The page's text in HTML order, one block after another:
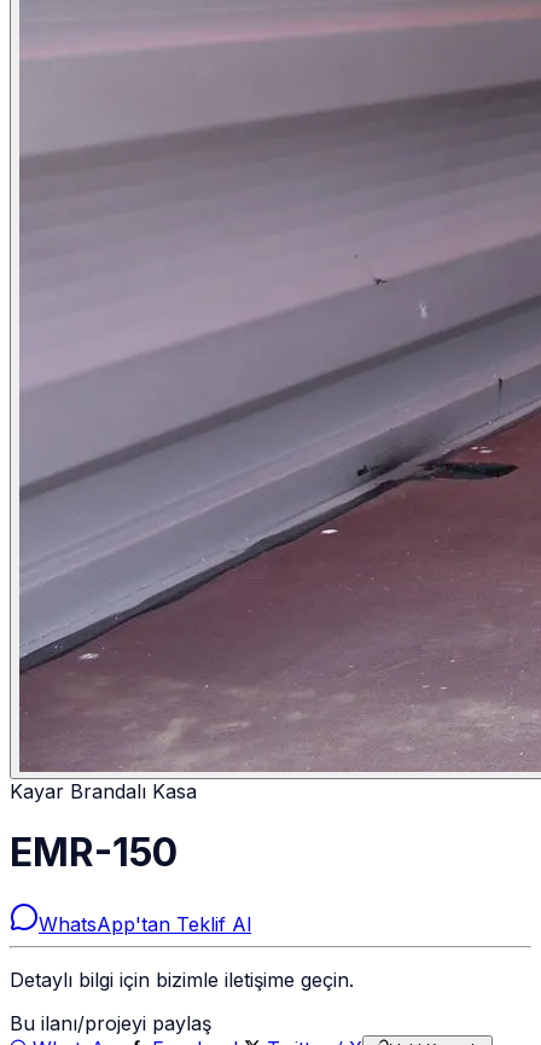
Kayar Brandalı Kasa
EMR-150
WhatsApp'tan Teklif Al
Detaylı bilgi için bizimle iletişime geçin.
Bu ilanı/projeyi paylaş